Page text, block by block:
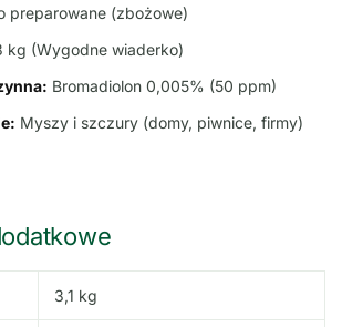
preparowane (zbożowe)
kg (Wygodne wiaderko)
Bromadiolon 0,005% (50 ppm)
Myszy i szczury (domy, piwnice, firmy)
3,1 kg